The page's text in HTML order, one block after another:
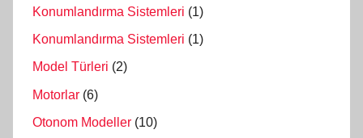
Konumlandırma Sistemleri (1)
Konumlandırma Sistemleri (1)
Model Türleri (2)
Motorlar (6)
Otonom Modeller (10)